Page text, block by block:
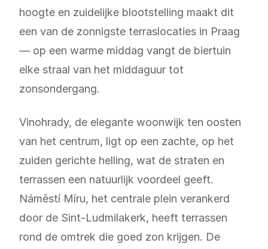
hoogte en zuidelijke blootstelling maakt dit
een van de zonnigste terraslocaties in Praag
— op een warme middag vangt de biertuin
elke straal van het middaguur tot
zonsondergang.
Vinohrady, de elegante woonwijk ten oosten
van het centrum, ligt op een zachte, op het
zuiden gerichte helling, wat de straten en
terrassen een natuurlijk voordeel geeft.
Náměstí Míru, het centrale plein verankerd
door de Sint-Ludmilakerk, heeft terrassen
rond de omtrek die goed zon krijgen. De